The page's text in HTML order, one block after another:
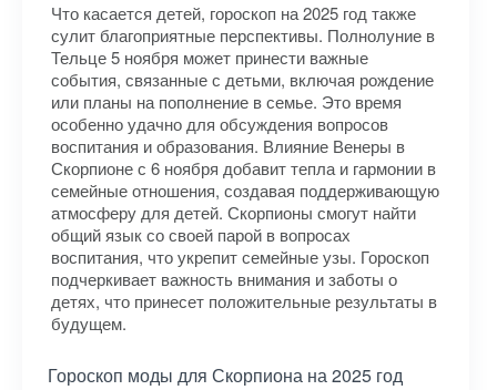
Что касается детей, гороскоп на 2025 год также
сулит благоприятные перспективы. Полнолуние в
Тельце 5 ноября может принести важные
события, связанные с детьми, включая рождение
или планы на пополнение в семье. Это время
особенно удачно для обсуждения вопросов
воспитания и образования. Влияние Венеры в
Скорпионе с 6 ноября добавит тепла и гармонии в
семейные отношения, создавая поддерживающую
атмосферу для детей. Скорпионы смогут найти
общий язык со своей парой в вопросах
воспитания, что укрепит семейные узы. Гороскоп
подчеркивает важность внимания и заботы о
детях, что принесет положительные результаты в
будущем.
Гороскоп моды для Скорпиона на 2025 год